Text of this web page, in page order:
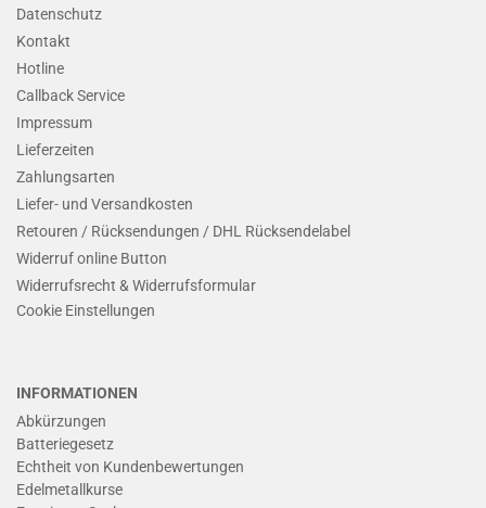
Datenschutz
Kontakt
Hotline
Callback Service
Impressum
Lieferzeiten
Zahlungsarten
Liefer- und Versandkosten
Retouren / Rücksendungen / DHL Rücksendelabel
Widerruf online Button
Widerrufsrecht & Widerrufsformular
Cookie Einstellungen
INFORMATIONEN
Abkürzungen
Batteriegesetz
Echtheit von Kundenbewertungen
Edelmetallkurse